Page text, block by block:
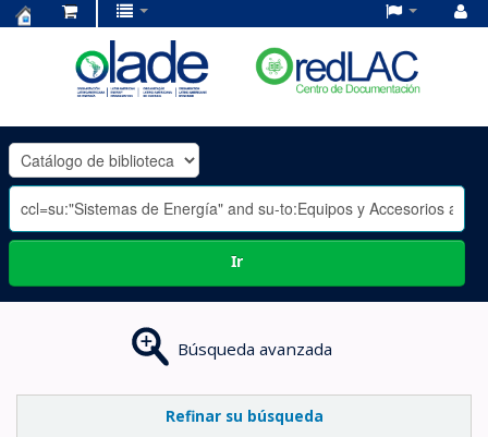
OLADE
-
Ir
Búsqueda avanzada
Refinar su búsqueda